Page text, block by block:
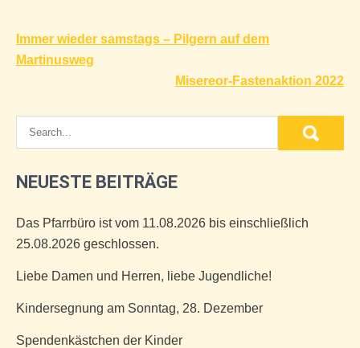
Beitragsnavigation
Immer wieder samstags – Pilgern auf dem
Martinusweg
Misereor-Fastenaktion 2022
NEUESTE BEITRÄGE
Das Pfarrbüro ist vom 11.08.2026 bis einschließlich
25.08.2026 geschlossen.
Liebe Damen und Herren, liebe Jugendliche!
Kindersegnung am Sonntag, 28. Dezember
Spendenkästchen der Kinder